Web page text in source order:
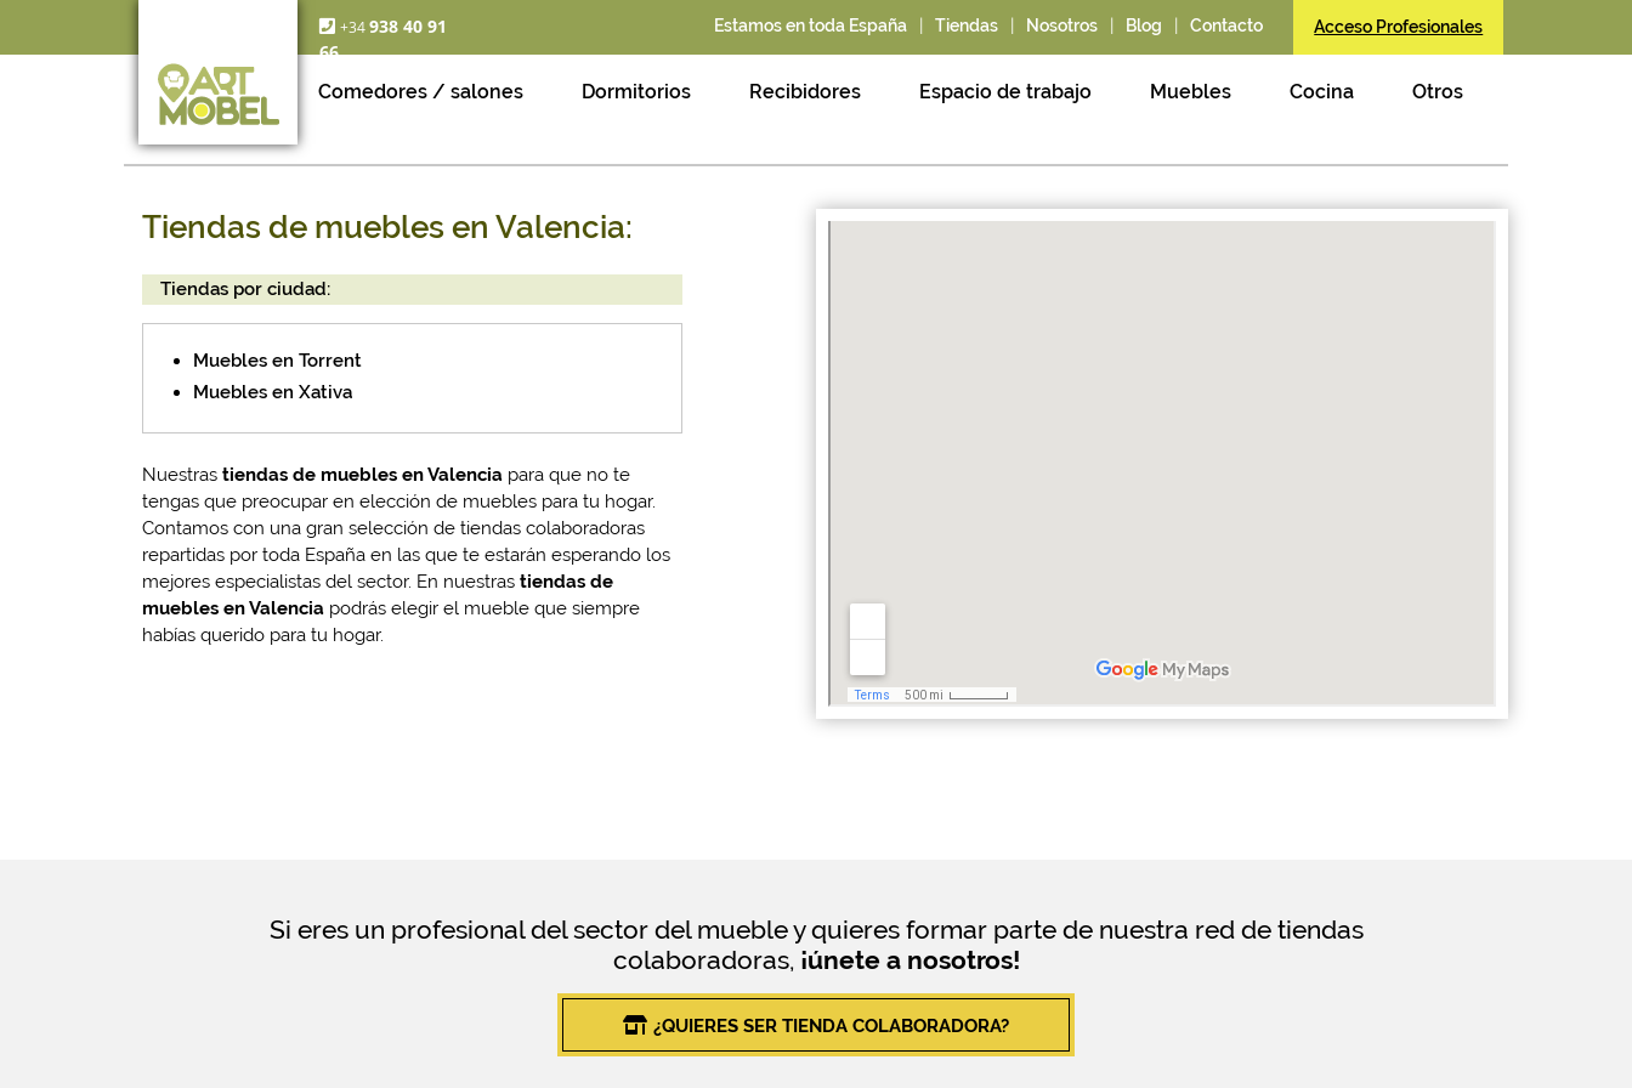
+34938 40 91
66
Estamos en toda España Tiendas Nosotros Blog Contacto Acceso Profesionales
Comedores / salones Dormitorios Recibidores Espacio de trabajo Muebles Cocina Otros
Tiendas de muebles en Valencia:
Tiendas por ciudad:
Muebles en Torrent
Muebles en Xativa
Nuestras tiendas de muebles en Valencia para que no te
tengas que preocupar en elección de muebles para tu hogar.
Contamos con una gran selección de tiendas colaboradoras
repartidas por toda España en las que te estarán esperando los
mejores especialistas del sector. En nuestras tiendas de
muebles en Valencia podrás elegir el mueble que siempre
habías querido para tu hogar.
Si eres un profesional del sector del mueble y quieres formar parte de nuestra red de tiendas
colaboradoras, ¡únete a nosotros!
¿QUIERES SER TIENDA COLABORADORA?